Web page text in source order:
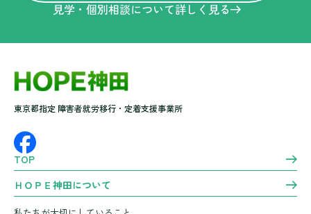
見学・個別相談について詳しく見る
東京都指定 障害者就労移行・定着支援事業所
TOP
ＨＯＰＥ神田について